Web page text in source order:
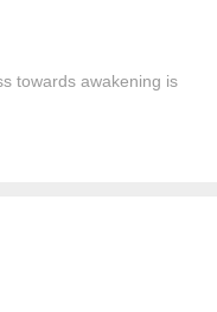
towards awakening is